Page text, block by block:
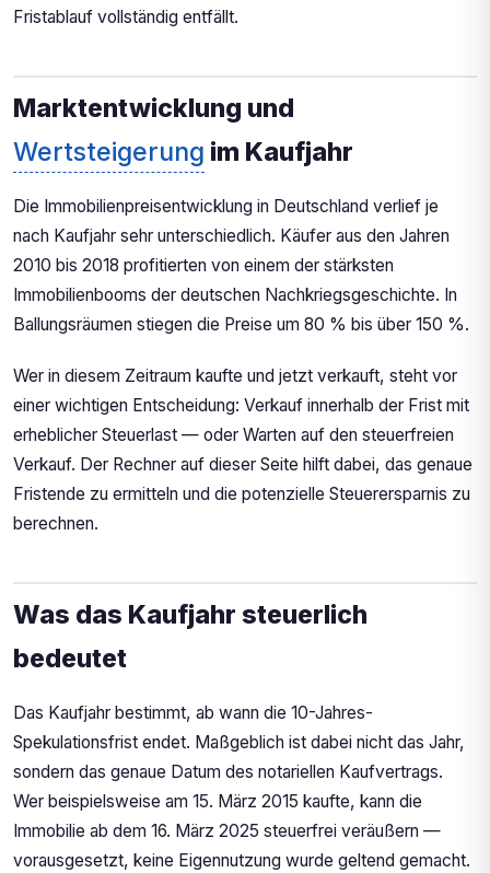
Fristablauf vollständig entfällt.
Marktentwicklung und
Wertsteigerung im Kaufjahr
Die Immobilienpreisentwicklung in Deutschland verlief je
nach Kaufjahr sehr unterschiedlich. Käufer aus den Jahren
2010 bis 2018 profitierten von einem der stärksten
Immobilienbooms der deutschen Nachkriegsgeschichte. In
Ballungsräumen stiegen die Preise um 80 % bis über 150 %.
Wer in diesem Zeitraum kaufte und jetzt verkauft, steht vor
einer wichtigen Entscheidung: Verkauf innerhalb der Frist mit
erheblicher Steuerlast — oder Warten auf den steuerfreien
Verkauf. Der Rechner auf dieser Seite hilft dabei, das genaue
Fristende zu ermitteln und die potenzielle Steuerersparnis zu
berechnen.
Was das Kaufjahr steuerlich
bedeutet
Das Kaufjahr bestimmt, ab wann die 10-Jahres-
Spekulationsfrist endet. Maßgeblich ist dabei nicht das Jahr,
sondern das genaue Datum des notariellen Kaufvertrags.
Wer beispielsweise am 15. März 2015 kaufte, kann die
Immobilie ab dem 16. März 2025 steuerfrei veräußern —
vorausgesetzt, keine Eigennutzung wurde geltend gemacht.